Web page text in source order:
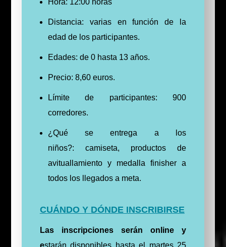
Hora: 12:00 horas
Distancia: varias en función de la
edad de los participantes.
Edades: de 0 hasta 13 años.
Precio: 8,60 euros.
Límite de participantes: 900
corredores.
¿Qué se entrega a los
niños?: camiseta, productos de
avituallamiento y medalla finisher a
todos los llegados a meta.
CUÁNDO Y DÓNDE INSCRIBIRSE
Las inscripciones serán online y